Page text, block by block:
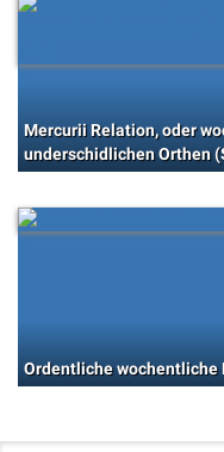
Mercurii Relation, oder
underschidlichen Orthen
Ordentliche wochentliche